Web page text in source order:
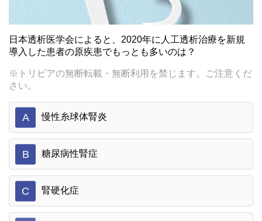
日本透析医学会によると、2020年に人工透析治療を新規
導入した患者の原疾患でもっとも多いのは？
※トリビアの無断転載・無断利用を禁じます。ご注意くだ
さい。
A 慢性糸球体腎炎
B 糖尿病性腎症
C 腎硬化症